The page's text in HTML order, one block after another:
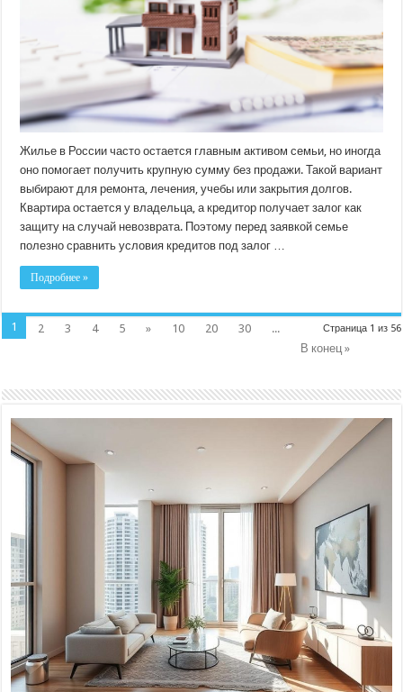
может
семейный
бюджет
Жилье в России часто остается главным активом семьи, но иногда
оно помогает получить крупную сумму без продажи. Такой вариант
выбирают для ремонта, лечения, учебы или закрытия долгов.
Квартира остается у владельца, а кредитор получает залог как
защиту на случай невозврата. Поэтому перед заявкой семье
полезно сравнить условия кредитов под залог …
Подробнее »
Страница 1 из 56
1 2 3 4 5 » 10 20 30
...
В конец »